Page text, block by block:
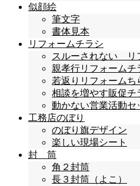
似顔絵
筆文字
書体見本
リフォームチラシ
スルーされない リ
親孝行リフォームチ
若返りリフォームち
相談を増やす販促チ
動かない営業活動セ
工務店のぼり
のぼり旗デザイン
楽しい現場シート
封 筒
角２封筒
長３封筒（よこ）